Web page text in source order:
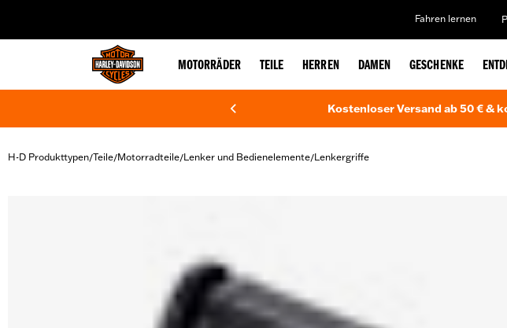
Fahren lernen
MOTORRÄDER TEILE HERREN DAMEN GESCHENKE
Kostenloser Versand ab 50 € &
H-D Produkttypen/Teile/Motorradteile/Lenker und Bedienelemente/Lenkergriffe